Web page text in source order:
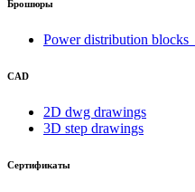
Брошюры
Power distribution blocks
CAD
2D dwg drawings
3D step drawings
Сертификаты